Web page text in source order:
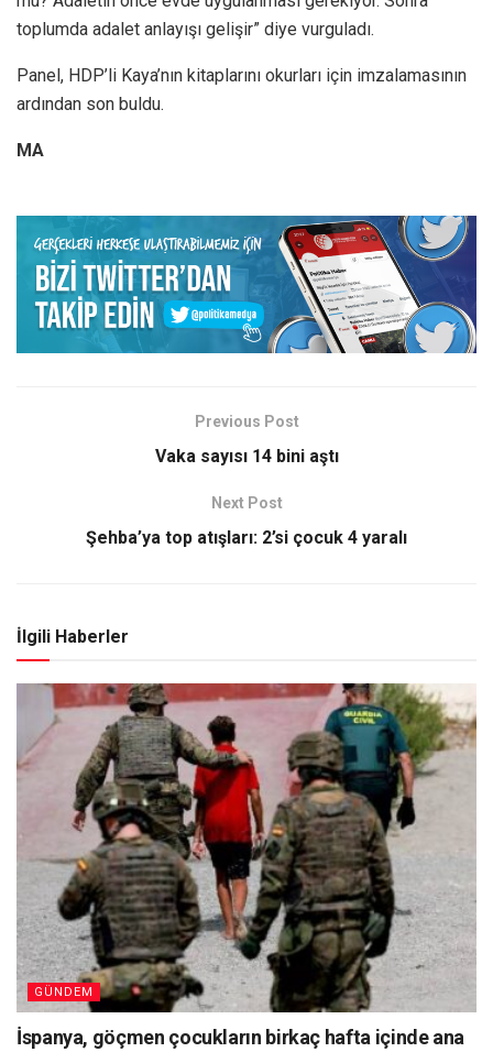
toplumda adalet anlayışı gelişir” diye vurguladı.
Panel, HDP’li Kaya’nın kitaplarını okurları için imzalamasının
ardından son buldu.
MA
Previous Post
Vaka sayısı 14 bini aştı
Next Post
Şehba’ya top atışları: 2’si çocuk 4 yaralı
İlgili Haberler
GÜNDEM
İspanya, göçmen çocukların birkaç hafta içinde ana